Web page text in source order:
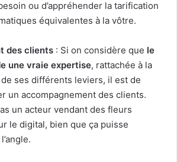
ou d’appréhender la tarification
équivalentes à la vôtre.
des clients : Si on considère que le
une vraie expertise, rattachée à la
ses différents leviers, il est de
un accompagnement des clients.
un acteur vendant des fleurs
le digital, bien que ça puisse